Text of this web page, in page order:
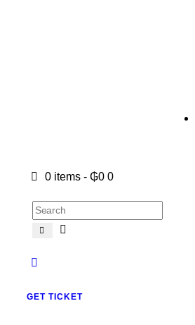
0 items - ₲0 0
GET TICKET